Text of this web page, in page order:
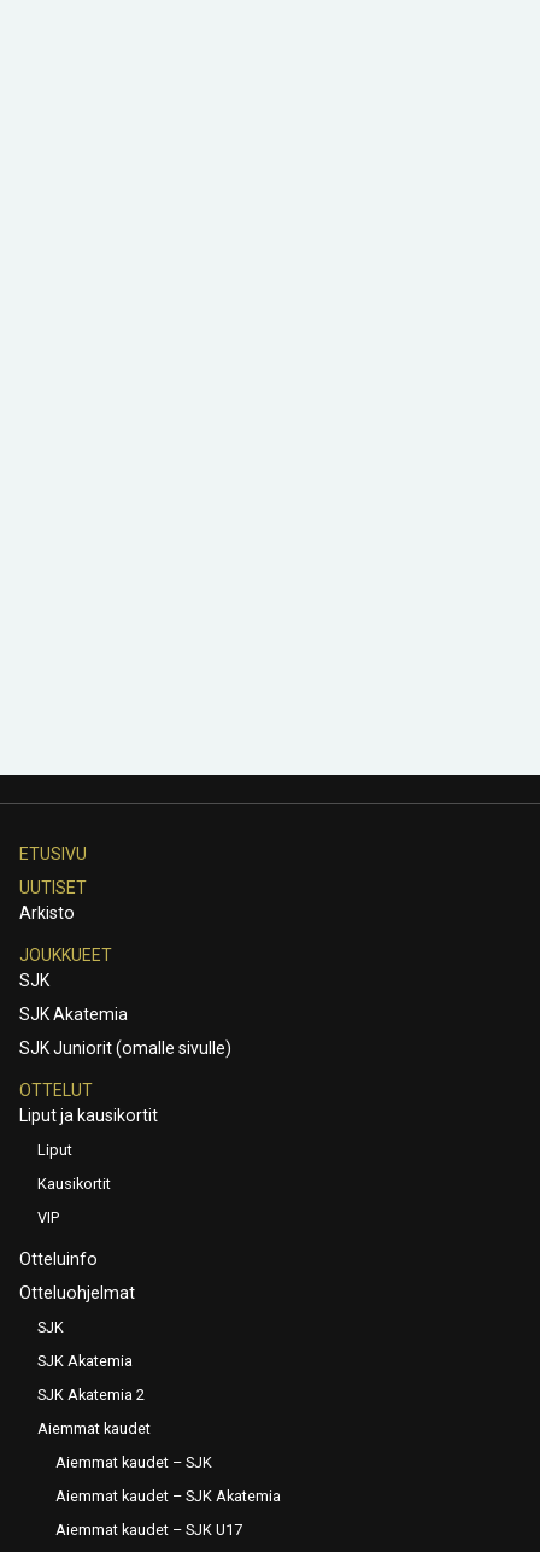
ETUSIVU
UUTISET
Arkisto
JOUKKUEET
SJK
SJK Akatemia
SJK Juniorit (omalle sivulle)
OTTELUT
Liput ja kausikortit
Liput
Kausikortit
VIP
Otteluinfo
Otteluohjelmat
SJK
SJK Akatemia
SJK Akatemia 2
Aiemmat kaudet
Aiemmat kaudet – SJK
Aiemmat kaudet – SJK Akatemia
Aiemmat kaudet – SJK U17